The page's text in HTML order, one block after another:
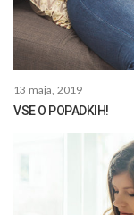
13 maja, 2019
VSE O POPADKIH!